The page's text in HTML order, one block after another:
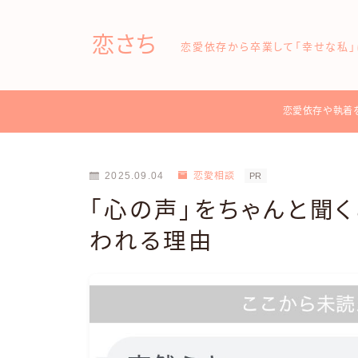
恋さち 恋愛依存から卒業して「幸せな私
恋愛依存や執着
2025.09.04 恋愛相談 PR
「心の声」をちゃんと聞
われる理由